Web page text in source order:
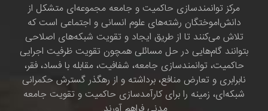
مرکز توانمندسازی حاکمیت و جامعه مجموعه‌ای متشکل از
دانش‌اموختگان رشته‌های علوم انسانی و اجتماعی است که
تلاش می‌کنند تا از طریق ایجاد و تقویت شبکه‌های اصلاحی
بتوانند گام‌هایی در حل مسائلی همچون تقویت ظرفیت اجرایی
حاکمیت، توانمندسازی جامعه، شفافیت، مقابله با فساد، فقر،
نابرابری و تعارض منافع، برداشته و از رهگذر گسترش حکمرانی
شبکه‌ای، زمینه را برای کارآمدسازی حاکمیت و تقویت جامعه